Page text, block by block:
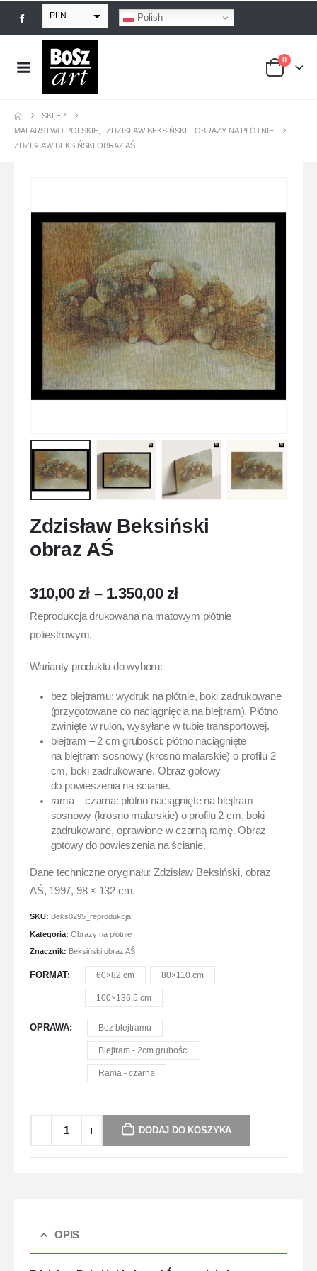
PLN
EUR
USD
Polish
0
SKLEP
MALARSTWO POLSKIE
ZDZISŁAW BEKSIŃSKI
OBRAZY NA PŁÓTNIE
ZDZISŁAW BEKSIŃSKI OBRAZ AŚ
Zdzisław Beksiński
obraz AŚ
310,00 zł – 1.350,00 zł
Reprodukcja drukowana na matowym płótnie
poliestrowym.
Warianty produktu do wyboru:
bez blejtramu: wydruk na płótnie, boki zadrukowane
(przygotowane do naciągnięcia na blejtram). Płótno
zwinięte w rulon, wysyłane w tubie transportowej.
blejtram – 2 cm grubości: płótno naciągnięte
na blejtram sosnowy (krosno malarskie) o profilu 2
cm, boki zadrukowane. Obraz gotowy
do powieszenia na ścianie.
rama – czarna: płótno naciągnięte na blejtram
sosnowy (krosno malarskie) o profilu 2 cm, boki
zadrukowane, oprawione w czarną ramę. Obraz
gotowy do powieszenia na ścianie.
Dane techniczne oryginału: Zdzisław Beksiński, obraz
AŚ, 1997, 98 × 132 cm.
SKU: Beks0295_reprodukcja
Kategoria: Obrazy na płótnie
Znacznik: Beksiński obraz AŚ
FORMAT 60×82 cm 80×110 cm
100×136,5 cm
OPRAWA Bez blejtramu
Blejtram - 2cm grubości
Rama - czarna
DODAJ DO KOSZYKA
OPIS